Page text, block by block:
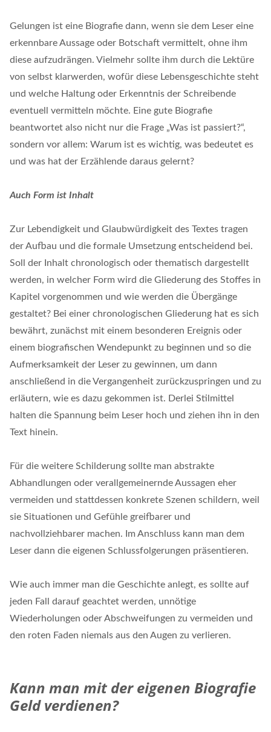
Gelungen ist eine Biografie dann, wenn sie dem Leser eine
erkennbare Aussage oder Botschaft vermittelt, ohne ihm
diese aufzudrängen. Vielmehr sollte ihm durch die Lektüre
von selbst klarwerden, wofür diese Lebensgeschichte steht
und welche Haltung oder Erkenntnis der Schreibende
eventuell vermitteln möchte. Eine gute Biografie
beantwortet also nicht nur die Frage „Was ist passiert?“,
sondern vor allem: Warum ist es wichtig, was bedeutet es
und was hat der Erzählende daraus gelernt?
Auch Form ist Inhalt
Zur Lebendigkeit und Glaubwürdigkeit des Textes tragen
der Aufbau und die formale Umsetzung entscheidend bei.
Soll der Inhalt chronologisch oder thematisch dargestellt
werden, in welcher Form wird die Gliederung des Stoffes in
Kapitel vorgenommen und wie werden die Übergänge
gestaltet? Bei einer chronologischen Gliederung hat es sich
bewährt, zunächst mit einem besonderen Ereignis oder
einem biografischen Wendepunkt zu beginnen und so die
Aufmerksamkeit der Leser zu gewinnen, um dann
anschließend in die Vergangenheit zurückzuspringen und zu
erläutern, wie es dazu gekommen ist. Derlei Stilmittel
halten die Spannung beim Leser hoch und ziehen ihn in den
Text hinein.
Für die weitere Schilderung sollte man abstrakte
Abhandlungen oder verallgemeinernde Aussagen eher
vermeiden und stattdessen konkrete Szenen schildern, weil
sie Situationen und Gefühle greifbarer und
nachvollziehbarer machen. Im Anschluss kann man dem
Leser dann die eigenen Schlussfolgerungen präsentieren.
Wie auch immer man die Geschichte anlegt, es sollte auf
jeden Fall darauf geachtet werden, unnötige
Wiederholungen oder Abschweifungen zu vermeiden und
den roten Faden niemals aus den Augen zu verlieren.
Kann man mit der eigenen Biografie
Geld verdienen?